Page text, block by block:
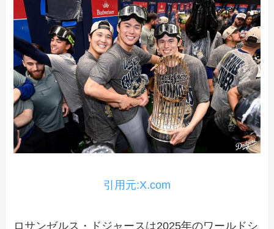
引用元:X.com
ロサンゼルス・ドジャースは2025年のワールドシ